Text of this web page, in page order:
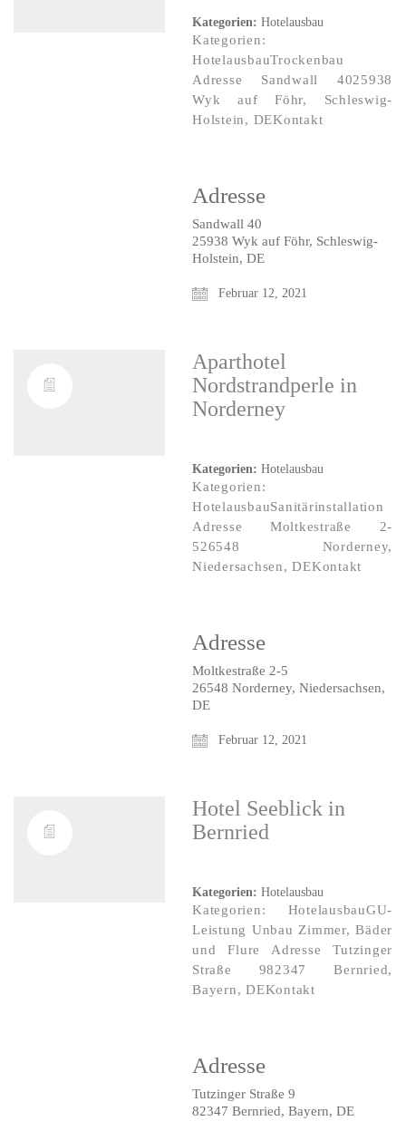
Kategorien:Hotelausbau
Kategorien:
HotelausbauTrockenbau
Adresse Sandwall 4025938
Wyk auf Föhr, Schleswig-
Holstein, DEKontakt
Adresse
Sandwall 40
25938 Wyk auf Föhr, Schleswig-
Holstein, DE
Februar 12, 2021
Aparthotel
Nordstrandperle in
Norderney
Kategorien:Hotelausbau
Kategorien:
HotelausbauSanitärinstallation
Adresse Moltkestraße 2-
526548 Norderney,
Niedersachsen, DEKontakt
Adresse
Moltkestraße 2-5
26548 Norderney, Niedersachsen,
DE
Februar 12, 2021
Hotel Seeblick in
Bernried
Kategorien:Hotelausbau
Kategorien: HotelausbauGU-
Leistung Unbau Zimmer, Bäder
und Flure Adresse Tutzinger
Straße 982347 Bernried,
Bayern, DEKontakt
Adresse
Tutzinger Straße 9
82347 Bernried, Bayern, DE